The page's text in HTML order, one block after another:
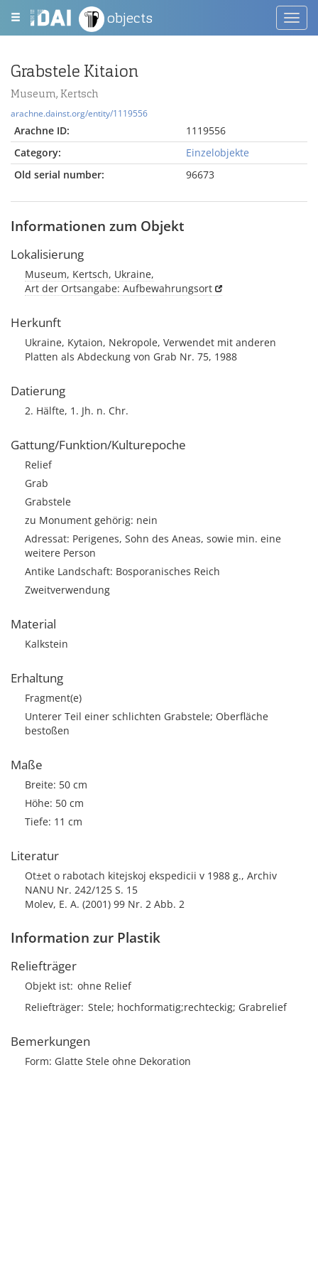
objects
Grabstele Kitaion
Museum, Kertsch
arachne.dainst.org/entity/1119556
Arachne ID:
1119556
Category:
Einzelobjekte
Old serial number:
96673
Informationen zum Objekt
Lokalisierung
Museum, Kertsch, Ukraine,
Art der Ortsangabe: Aufbewahrungsort
Herkunft
Ukraine, Kytaion, Nekropole, Verwendet mit anderen
Platten als Abdeckung von Grab Nr. 75, 1988
Datierung
2. Hälfte, 1. Jh. n. Chr.
Gattung/Funktion/Kulturepoche
Relief
Grab
Grabstele
zu Monument gehörig: nein
Adressat: Perigenes, Sohn des Aneas, sowie min. eine
weitere Person
Antike Landschaft: Bosporanisches Reich
Zweitverwendung
Material
Kalkstein
Erhaltung
Fragment(e)
Unterer Teil einer schlichten Grabstele; Oberfläche
bestoßen
Maße
Breite: 50 cm
Höhe: 50 cm
Tiefe: 11 cm
Literatur
Ot±et o rabotach kitejskoj ekspedicii v 1988 g., Archiv
NANU Nr. 242/125 S. 15
Molev, E. A. (2001) 99 Nr. 2 Abb. 2
Information zur Plastik
Reliefträger
Objekt ist ohne Relief
Reliefträger Stele; hochformatig;rechteckig; Grabrelief
Bemerkungen
Form: Glatte Stele ohne Dekoration